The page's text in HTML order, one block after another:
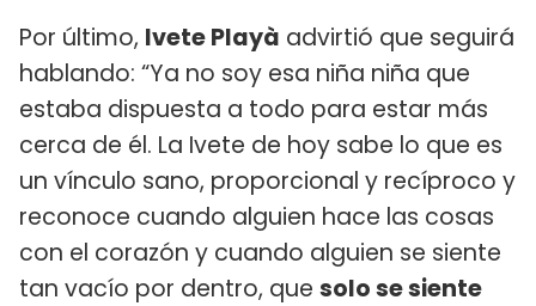
Por último, Ivete Playà advirtió que seguirá
hablando: “Ya no soy esa niña niña que
estaba dispuesta a todo para estar más
cerca de él. La Ivete de hoy sabe lo que es
un vínculo sano, proporcional y recíproco y
reconoce cuando alguien hace las cosas
con el corazón y cuando alguien se siente
tan vacío por dentro, que solo se siente